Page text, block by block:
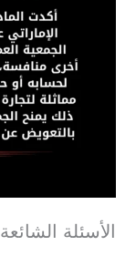
الأسئلة الشائعة